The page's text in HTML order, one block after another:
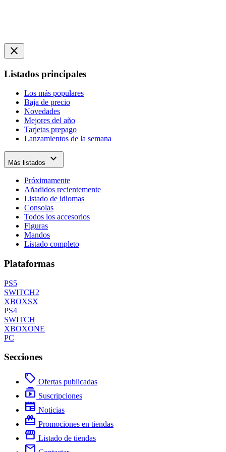
close
Listados principales
Los más populares
Baja de precio
Novedades
Mejores del año
Tarjetas prepago
Lanzamientos de la semana
Más listados expand_more
Próximamente
Añadidos recientemente
Listado de idiomas
Consolas
Todos los accesorios
Figuras
Mandos
Listado completo
Plataformas
PS5
SWITCH2
XBOXSX
PS4
SWITCH
XBOXONE
PC
Secciones
local_offer Ofertas publicadas
subscriptions Suscripciones
newspaper Noticias
redeem Promociones en tiendas
storefront Listado de tiendas
mail